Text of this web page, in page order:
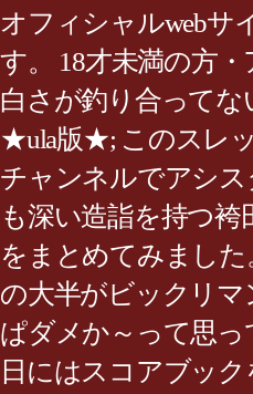
オフィシャルwebサ
す。 18才未満の方
白さが釣り合ってな
★ula版★; このスレ
チャンネルでアシ
も深い造詣を持つ
をまとめてみまし
の大半がビックリ
ぱダメか～って思
日にはスコアブッ